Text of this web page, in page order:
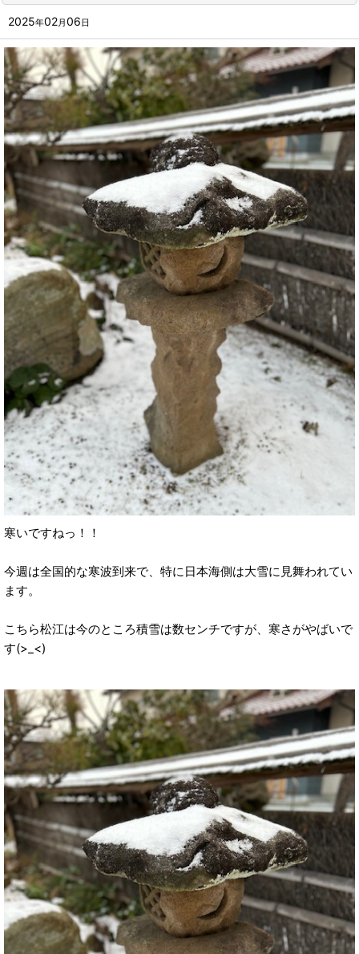
2025年02月06日
寒いですねっ！！
今週は全国的な寒波到来で、特に日本海側は大雪に見舞われてい
ます。
こちら松江は今のところ積雪は数センチですが、寒さがやばいで
す(>_<)